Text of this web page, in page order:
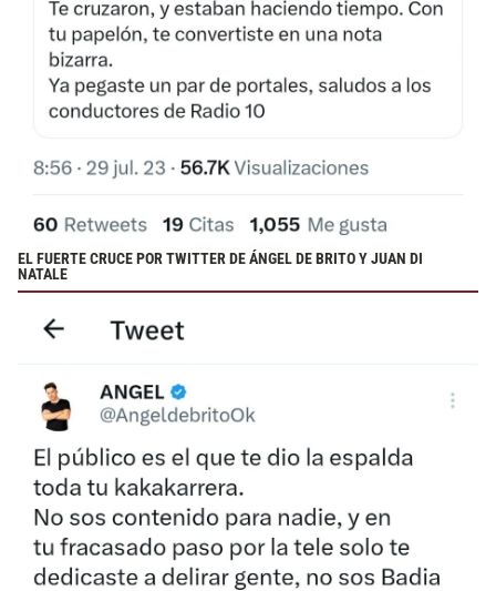
EL FUERTE CRUCE POR TWITTER DE ÁNGEL DE BRITO Y JUAN DI
NATALE